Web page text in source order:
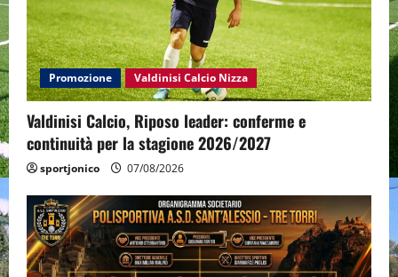
Promozione Valdinisi Calcio Nizza
Valdinisi Calcio, Riposo leader: conferme e
continuità per la stagione 2026/2027
sportjonico 07/08/2026